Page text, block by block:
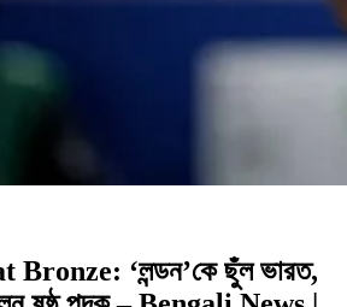
‘লন্ডন’কে ছুঁল ভারত,